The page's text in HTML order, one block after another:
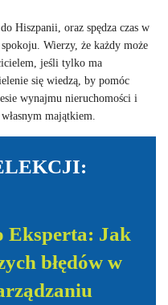
Hiszpanii, oraz spędza czas w
Wierzy, że każdy może
jeśli tylko ma
się wiedzą, by pomóc
wynajmu nieruchomości i
majątkiem.
Eksperta: Jak
błędów w